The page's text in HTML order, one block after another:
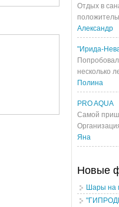
Отдых в
Александр
"Ирида-
несколько
Полина
PRO AQUA
Самой
Яна
Новые
Шары на